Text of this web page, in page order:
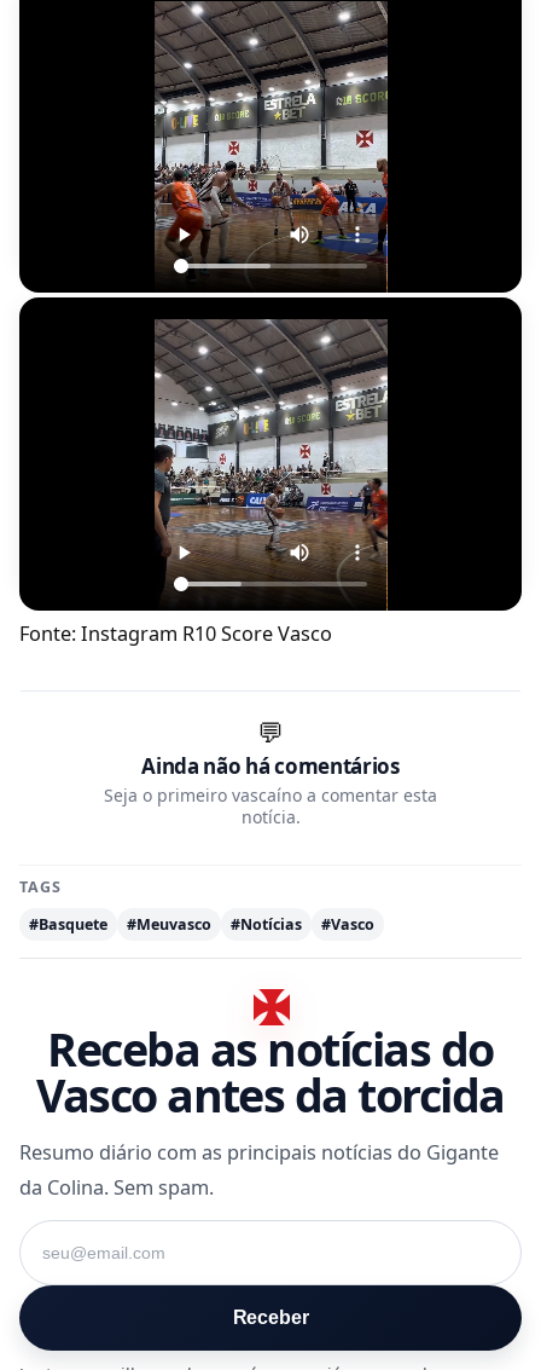
Fonte: Instagram R10 Score Vasco
💬
Ainda não há comentários
Seja o primeiro vascaíno a comentar esta
notícia.
TAGS
#Basquete
#Meuvasco #Notícias #Vasco
Receba as notícias do
Vasco antes da torcida
Resumo diário com as principais notícias do Gigante
da Colina. Sem spam.
Seu e-mail
Receber